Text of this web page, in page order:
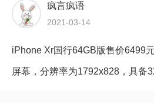
疯言疯语
2021-03-14
iPhone Xr国行64GB版售价6499
屏幕，分辨率为1792x828，具备